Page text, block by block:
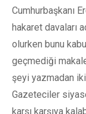
Cumhurbaşkanı
hakaret davaları
olurken bunu
geçmediği
şeyi yazmadan
Gazeteciler
karşı karşıya